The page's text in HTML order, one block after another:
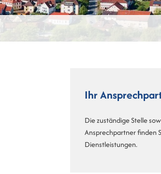
Ihr
Die zuständige Stelle
Ansprechpartner finden
Dienstleistungen.